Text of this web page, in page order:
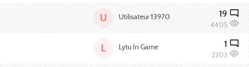
U Utilisateur 13970 19
4405
L Lytu In Game 1
2203